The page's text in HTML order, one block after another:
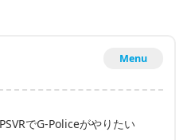
Menu
でG-Policeがやりたい